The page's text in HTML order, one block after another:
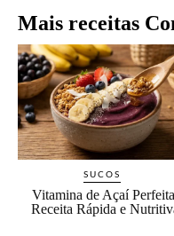
Mais receitas
SUCOS
Vitamina de Açaí
Receita Rápida e